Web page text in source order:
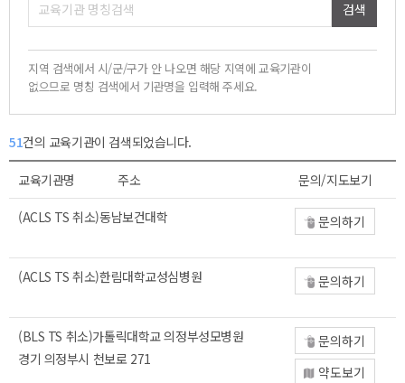
지역 검색에서 시/군/구가 안 나오면 해당 지역에 교육기관이
없으므로 명칭 검색에서 기관명을 입력해 주세요.
51건의 교육기관이 검색되었습니다.
교육기관명 주소 문의/지도보기
(ACLS TS 취소)동남보건대학 문의하기
(ACLS TS 취소)한림대학교성심병원 문의하기
(BLS TS 취소)가톨릭대학교 의정부성모병원
경기 의정부시 천보로 271
문의하기
약도보기